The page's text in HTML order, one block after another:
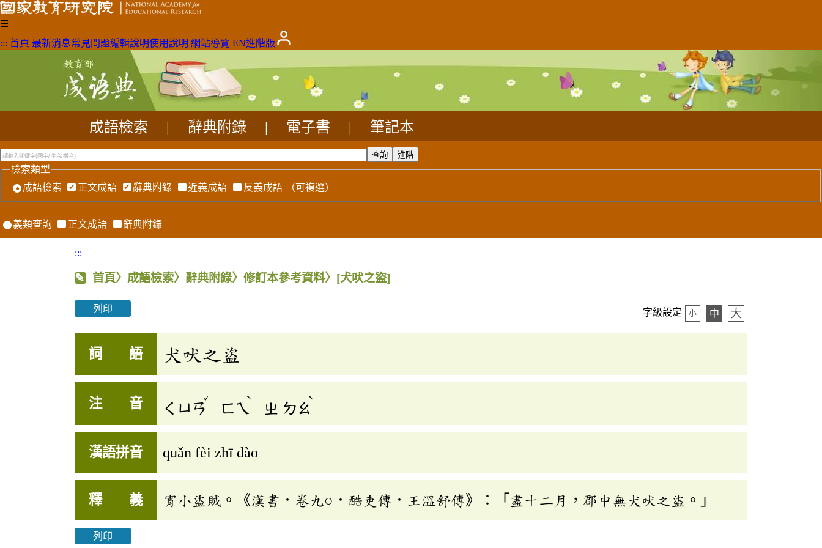
☰
::: 首頁 最新消息常見問題編輯說明使用說明 網站導覽 EN進階版
成語檢索 辭典附錄 電子書 筆記本
檢索類型
成語檢索
正文成語 辭典附錄 近義成語 反義成語 （可複選）
義類查詢 正文成語 辭典附錄
:::
首頁〉成語檢索〉辭典附錄〉修訂本參考資料〉 [犬吠之盜]
列印 字級設定 小 中 大
詞 語 犬吠之盜
注 音 ㄑㄩㄢ
ˇ
ㄈㄟ
ˋ
ㄓ ㄉㄠ
ˋ
漢語拼音 quǎn fèi zhī dào
釋 義 宵小盜賊。《漢書．卷九○．酷吏傳．王溫舒傳》：「盡十二月，郡中無犬吠之盜。」
列印